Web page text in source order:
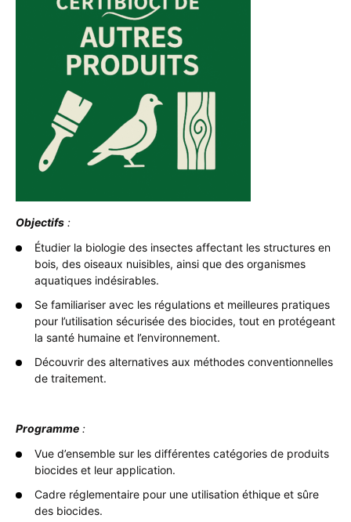
Objectifs :
Étudier la biologie des insectes affectant les structures en
bois, des oiseaux nuisibles, ainsi que des organismes
aquatiques indésirables.
Se familiariser avec les régulations et meilleures pratiques
pour l’utilisation sécurisée des biocides, tout en protégeant
la santé humaine et l’environnement.
Découvrir des alternatives aux méthodes conventionnelles
de traitement.
Programme :
Vue d’ensemble sur les différentes catégories de produits
biocides et leur application.
Cadre réglementaire pour une utilisation éthique et sûre
des biocides.